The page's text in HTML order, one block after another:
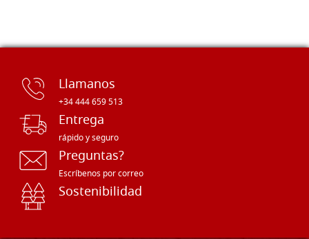
Llamanos
+34 444 659 513
Entrega
rápido y seguro
Preguntas?
Escríbenos por correo
Sostenibilidad